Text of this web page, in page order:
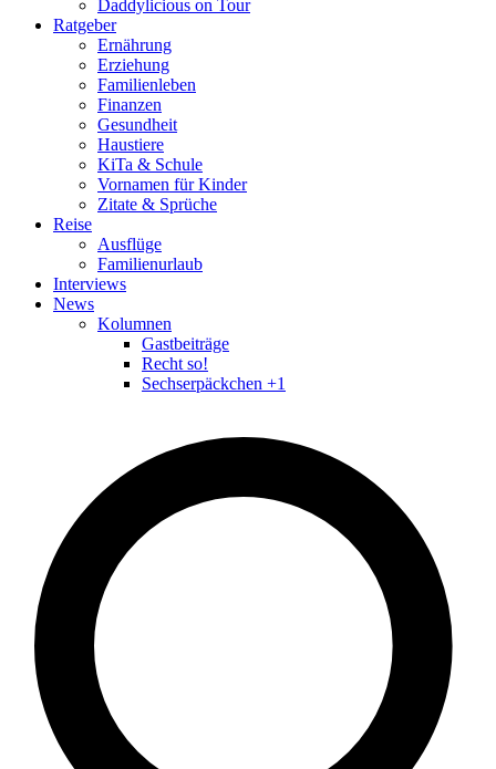
Daddylicious on Tour
Ratgeber
Ernährung
Erziehung
Familienleben
Finanzen
Gesundheit
Haustiere
KiTa & Schule
Vornamen für Kinder
Zitate & Sprüche
Reise
Ausflüge
Familienurlaub
Interviews
News
Kolumnen
Gastbeiträge
Recht so!
Sechserpäckchen +1